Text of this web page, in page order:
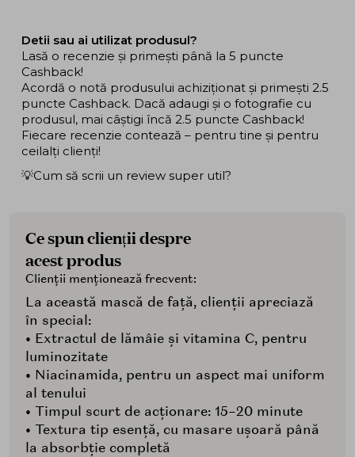
Detii sau ai utilizat produsul?
Lasă o recenzie și primești până la 5 puncte
Cashback!
Acordă o notă produsului achiziționat și primești 2.5
puncte Cashback. Dacă adaugi și o fotografie cu
produsul, mai câștigi încă 2.5 puncte Cashback!
Fiecare recenzie contează – pentru tine și pentru
ceilalți clienți!
💡Cum să scrii un review super util?
Ce spun clienții despre
acest produs
Clienții menționează frecvent:
La această mască de față, clienții apreciază
în special:
• Extractul de lămâie și vitamina C, pentru
luminozitate
• Niacinamida, pentru un aspect mai uniform
al tenului
• Timpul scurt de acționare: 15–20 minute
• Textura tip esență, cu masare ușoară până
la absorbție completă